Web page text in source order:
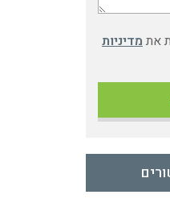
אתמדיניות